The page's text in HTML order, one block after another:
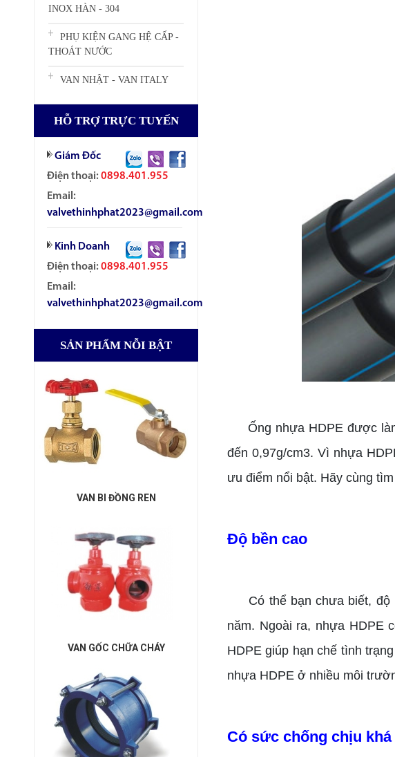
INOX HÀN - 304
PHỤ KIỆN GANG HỆ CẤP -
THOÁT NƯỚC
VAN NHẬT - VAN ITALY
HỖ TRỢ TRỰC TUYẾN
Giám Đốc
Điện thoại: 0898.401.955
Email:
valvethinhphat2023@gmail.com
Kinh Doanh
Điện thoại: 0898.401.955
Email:
valvethinhphat2023@gmail.com
SẢN PHẨM NỖI BẬT
VAN BI ĐỒNG REN
VAN GỐC CHỮA CHÁY
Ống nhựa HDPE được
đến 0,97g/cm3. Vì nhựa
ưu điểm nổi bật. Hãy cùng
Độ bền cao
Có thể bạn chưa biết, độ
năm. Ngoài ra, nhựa HDPE
HDPE giúp hạn chế tình
nhựa HDPE ở nhiều môi
Có sức chống chịu khá